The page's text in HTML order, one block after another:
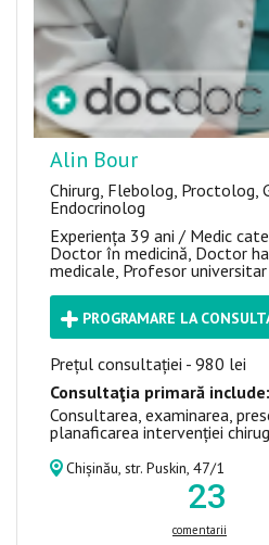
Alin Bour
Chirurg, Flebolog, Proctolog,
Endocrinolog
Experiența 39 ani / Medic
Doctor în medicină, Doctor
medicale, Profesor universitar
PROGRAMARE LA
Prețul consultației - 980 lei
Consultaţia primară include:
Consultarea, examinarea,
planaficarea intervenției
Chișinău, str. Puskin, 47/1
23
comentarii